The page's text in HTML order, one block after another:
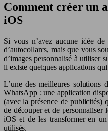
Comment créer un
iOS
Si vous n’avez aucune idée
d’autocollants, mais que vous
d’images personnalisé à utiliser
il existe quelques applications
L’une des meilleures solutions
WhatsApp : une application
(avec la présence de publicités)
de découper et de personnaliser
iOS et de les transformer en un
utilisés.